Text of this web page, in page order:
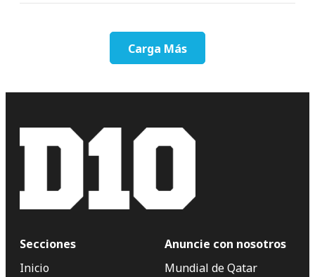
Carga Más
Secciones
Inicio
Anuncie con nosotros
Mundial de Qatar